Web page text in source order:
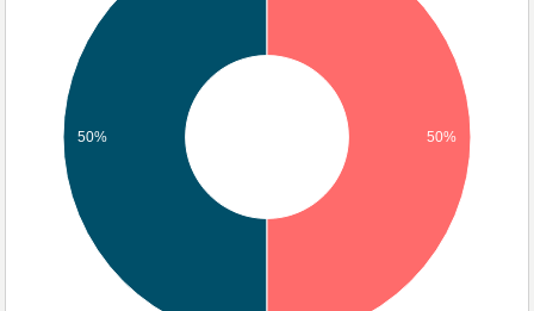
50% 50%